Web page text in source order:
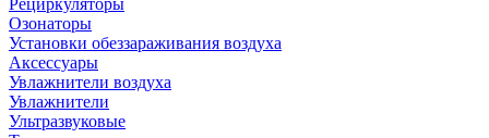
Рециркуляторы
Озонаторы
Установки обеззараживания воздуха
Аксессуары
Увлажнители воздуха
Увлажнители
Ультразвуковые